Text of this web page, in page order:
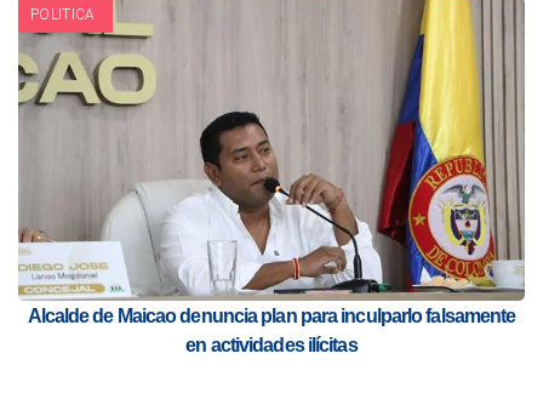
POLITICA
Alcalde de Maicao denuncia plan para inculparlo falsamente
en actividades ilícitas